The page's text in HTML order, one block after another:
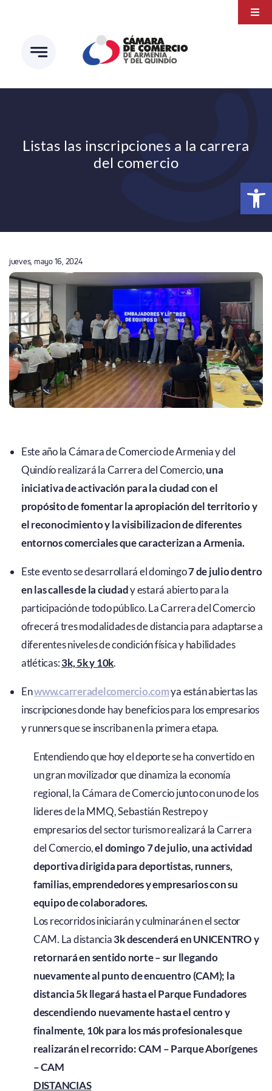
Abrir
contenido
Listas las inscripciones a la carrera
del comercio
jueves, mayo 16, 2024
Este año la Cámara de Comercio de Armenia y del
Quindío realizará la Carrera del Comercio,una
iniciativa de activación para la ciudad con el
propósito de fomentar la apropiación del territorio y
el reconocimiento y la visibilizacion de diferentes
entornos comerciales que caracterizan a Armenia.
Este evento se desarrollará el domingo7 de julio dentro
en las calles de la ciudady estará abierto para la
participación de todo público. La Carrera del Comercio
ofrecerá tres modalidades de distancia para adaptarse a
diferentes niveles de condición física y habilidades
atléticas:3k, 5k y 10k.
Enwww.carreradelcomercio.comya están abiertas las
inscripciones donde hay beneficios para los empresarios
y runners que se inscriban en la primera etapa.
Entendiendo que hoy el deporte se ha convertido en
un gran movilizador que dinamiza la economía
regional, la Cámara de Comercio junto con uno de los
lideres de la MMQ, Sebastián Restrepo y
empresarios del sector turismo realizará la Carrera
del Comercio,el domingo 7 de julio, una actividad
deportiva dirigida para deportistas, runners,
familias, emprendedores y empresarios con su
equipo de colaboradores.
Los recorridos iniciarán y culminarán en el sector
CAM. La distancia3k descenderá en UNICENTRO y
retornará en sentido norte – sur llegando
nuevamente al punto de encuentro (CAM); la
distancia 5k llegará hasta el Parque Fundadores
descendiendo nuevamente hasta el centro y
finalmente, 10k para los más profesionales que
realizarán el recorrido: CAM – Parque Aborígenes
– CAM
DISTANCIAS